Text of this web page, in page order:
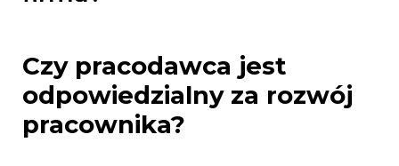
Czy pracodawca jest
odpowiedzialny za rozwój
pracownika?